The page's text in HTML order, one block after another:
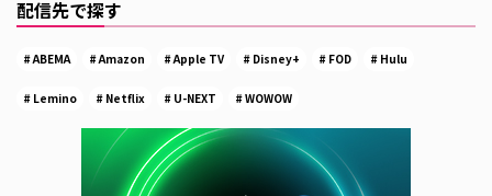
配信先で探す
ABEMA Amazon Apple TV Disney+ FOD Hulu
Lemino Netflix U-NEXT WOWOW